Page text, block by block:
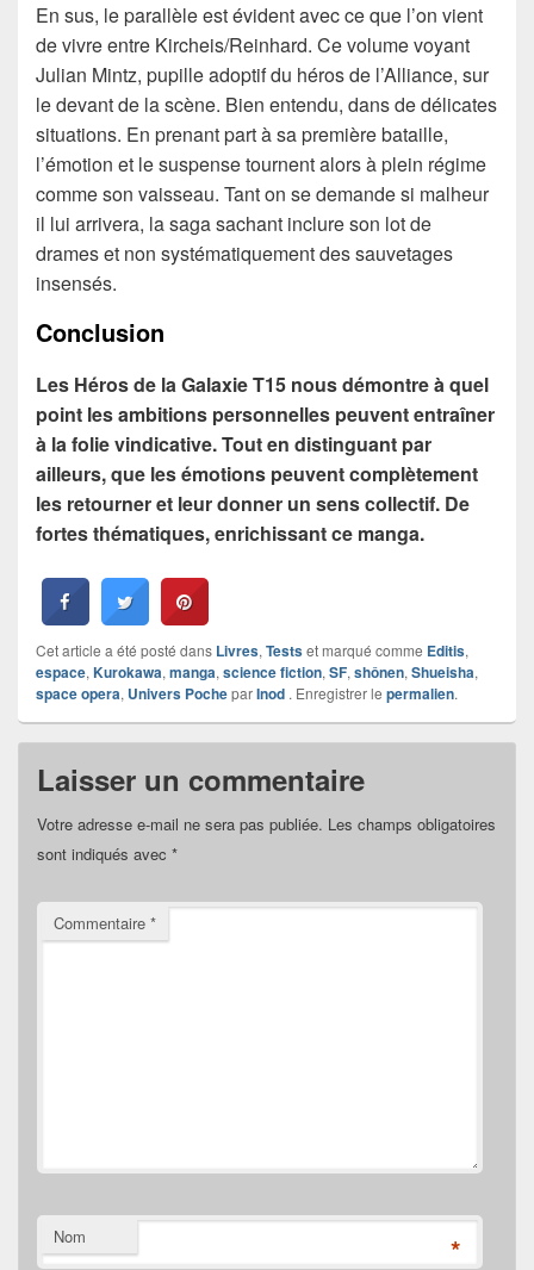
En sus, le parallèle est évident avec ce que l’on vient
de vivre entre Kircheis/Reinhard. Ce volume voyant
Julian Mintz, pupille adoptif du héros de l’Alliance, sur
le devant de la scène. Bien entendu, dans de délicates
situations. En prenant part à sa première bataille,
l’émotion et le suspense tournent alors à plein régime
comme son vaisseau. Tant on se demande si malheur
il lui arrivera, la saga sachant inclure son lot de
drames et non systématiquement des sauvetages
insensés.
Conclusion
Les Héros de la Galaxie T15 nous démontre à quel
point les ambitions personnelles peuvent entraîner
à la folie vindicative. Tout en distinguant par
ailleurs, que les émotions peuvent complètement
les retourner et leur donner un sens collectif. De
fortes thématiques, enrichissant ce manga.
Cet article a été posté dans Livres, Testset marqué comme Editis,
espace, Kurokawa, manga, science fiction, SF, shônen, Shueisha,
space opera, Univers PocheparInod . Enregistrer le permalien.
Laisser un commentaire
Votre adresse e-mail ne sera pas publiée. Les champs obligatoires
sont indiqués avec *
Commentaire *
Nom *